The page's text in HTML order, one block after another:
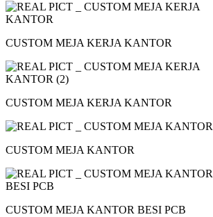
CUSTOM MEJA KERJA KANTOR
CUSTOM MEJA KERJA KANTOR
CUSTOM MEJA KANTOR
CUSTOM MEJA KANTOR BESI PCB